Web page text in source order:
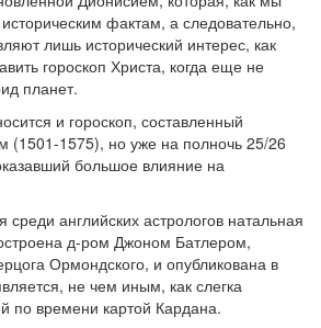
фактам, а следовательно,
лишь исторический интерес, как
гороскоп Христа, когда еще не
планет.
и гороскоп, составленный
(1501-1575), но уже на полночь 25/26
большое влияние на
среди английских астрологов натальная
д-ром Джоном Батлером,
Ормондского, и опубликована в
не чем иным, как слегка
по времени картой Кардана.